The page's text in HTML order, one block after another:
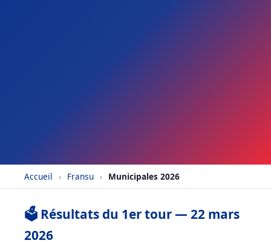
Accueil › Fransu › Municipales 2026
🗳️ Résultats du 1er tour — 22 mars
2026